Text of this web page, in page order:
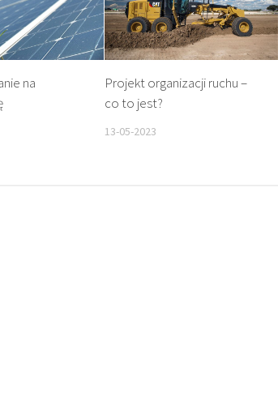
na
Projekt organizacji ruchu –
co to jest?
13-05-2023